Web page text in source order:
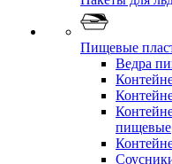
Пищевые
Ведра
пищевые